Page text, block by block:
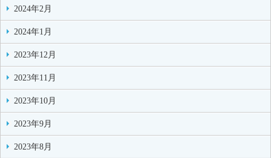
2024年2月
2024年1月
2023年12月
2023年11月
2023年10月
2023年9月
2023年8月